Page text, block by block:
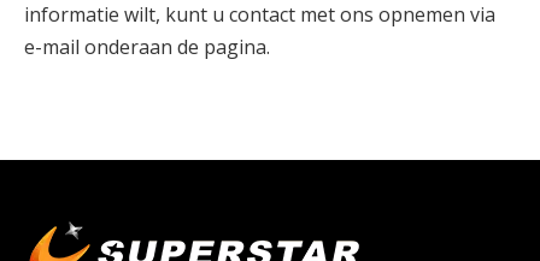
informatie wilt, kunt u contact met ons opnemen via
e-mail onderaan de pagina.